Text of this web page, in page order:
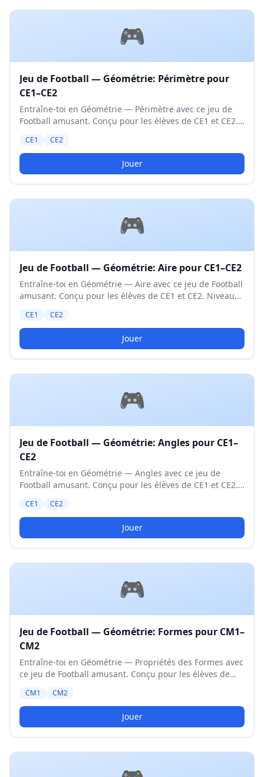
🎮
Jeu de Football — Géométrie: Périmètre pour
CE1–CE2
Entraîne-toi en Géométrie — Périmètre avec ce jeu de
Football amusant. Conçu pour les élèves de CE1 et CE2.
CE1 CE2
Jouer
🎮
Jeu de Football — Géométrie: Aire pour CE1–CE2
Entraîne-toi en Géométrie — Aire avec ce jeu de Football
amusant. Conçu pour les élèves de CE1 et CE2. Niveau
CE1 CE2
Jouer
🎮
Jeu de Football — Géométrie: Angles pour CE1–
CE2
Entraîne-toi en Géométrie — Angles avec ce jeu de
Football amusant. Conçu pour les élèves de CE1 et CE2.
CE1 CE2
Jouer
🎮
Jeu de Football — Géométrie: Formes pour CM1–
CM2
Entraîne-toi en Géométrie — Propriétés des Formes avec
ce jeu de Football amusant. Conçu pour les élèves de
CM1 CM2
Jouer